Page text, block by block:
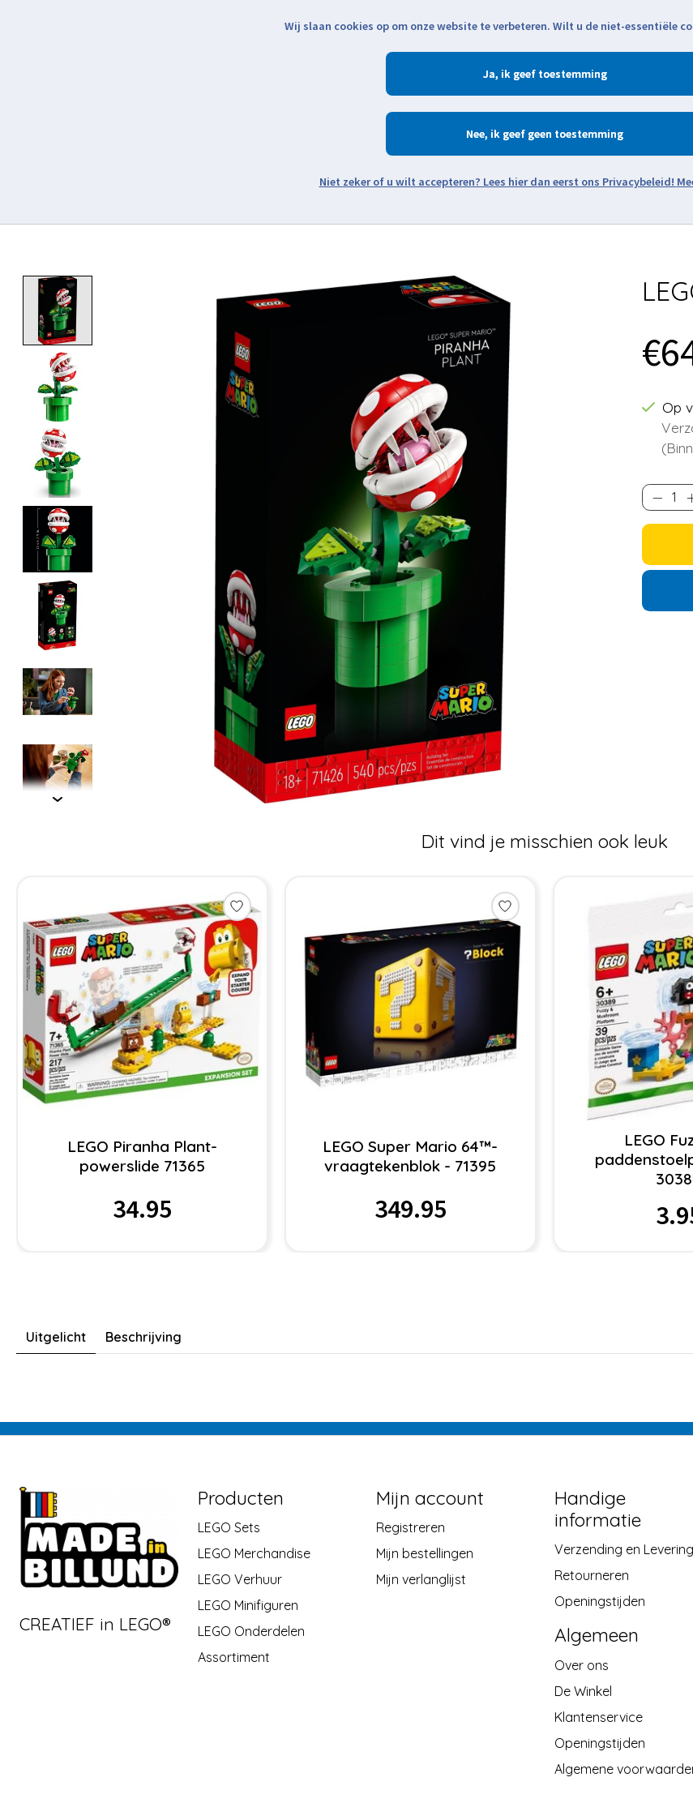
Zoeken
Op
Dit vind je misschien ook leuk
LEGO Piranha Plant-
powerslide 71365
34.95
LEGO Super Mario 64™-
vraagtekenblok - 71395
349.95
LEGO
Uitgelicht Beschrijving
CREATIEF in LEGO®
Producten
LEGO Sets
LEGO Merchandise
LEGO Verhuur
LEGO Minifiguren
LEGO Onderdelen
Assortiment
Mijn account
Registreren
Mijn bestellingen
Mijn verlanglijst
Handige
informatie
Verzending en Levering
Retourneren
Openingstijden
Algemeen
Over ons
De Winkel
Klantenservice
Openingstijden
Algemene
Wij slaan cookies op om onze website te verbeteren. Wilt u de niet-essentiële
Ja
Nee